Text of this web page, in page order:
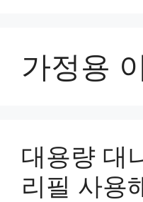
가정용
대용량 대
리필 사용